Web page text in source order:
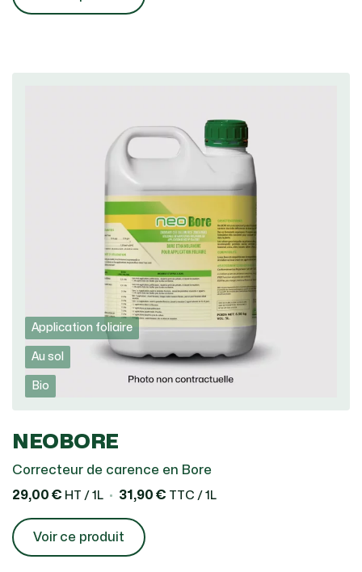
Application foliaire
Au sol
Bio
NEOBORE
Correcteur de carence en Bore
29,00 € HT / 1L 31,90 € TTC / 1L
Voir ce produit